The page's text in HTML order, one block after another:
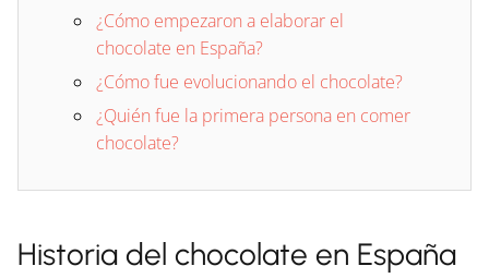
¿Cómo empezaron a elaborar el
chocolate en España?
¿Cómo fue evolucionando el chocolate?
¿Quién fue la primera persona en comer
chocolate?
Historia del chocolate en España